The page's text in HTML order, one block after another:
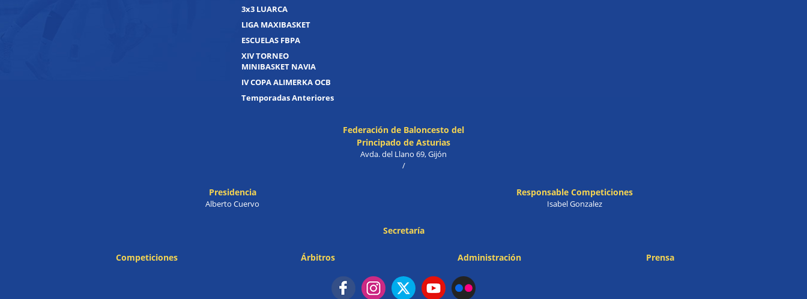
3x3 LUARCA
LIGA MAXIBASKET
ESCUELAS FBPA
XIV TORNEO
MINIBASKET NAVIA
IV COPA ALIMERKA OCB
Temporadas Anteriores
Federación de Baloncesto del
Principado de Asturias
Avda. del Llano 69, Gijón
/
Presidencia
Alberto Cuervo
Responsable Competiciones
Isabel Gonzalez
Secretaría
Competiciones Árbitros Administración Prensa